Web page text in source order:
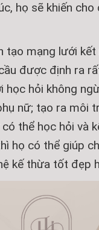
họ sẽ khiến cho
tạo mạng lưới
được định ra
học hỏi không
nữ; tạo ra môi
thể học hỏi và
họ có thể giúp
kế thừa tốt đẹp